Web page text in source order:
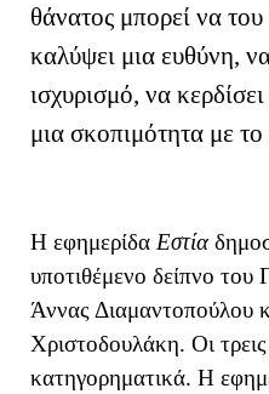
θάνατος μπορεί να
καλύψει μια ευθύνη,
ισχυρισμό, να
μια σκοπιμότητα με
Η εφημερίδα Εστία
υποτιθέμενο δείπνο του
Άννας Διαμαντοπούλου
Χριστοδουλάκη. Οι
κατηγορηματικά. Η